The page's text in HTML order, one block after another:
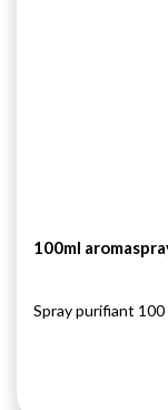
100ml
Spray purifiant 100